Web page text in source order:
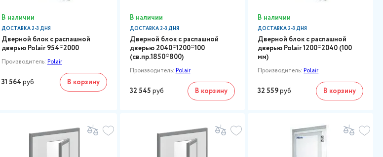
В наличии
ДОСТАВКА 2-3 ДНЯ
Дверной блок с распашной
дверью Polair 954*2000
Производитель:Polair
31 564 руб В корзину
В наличии
ДОСТАВКА 2-3 ДНЯ
Дверной блок с распашной
дверью 2040*1200*100
(св.пр.1850*800)
Производитель:Polair
32 545 руб В корзину
В наличии
ДОСТАВКА 2-3 ДНЯ
Дверной блок с распашной
дверью Polair 1200*2040 (100
мм)
Производитель:Polair
32 559руб В корзину